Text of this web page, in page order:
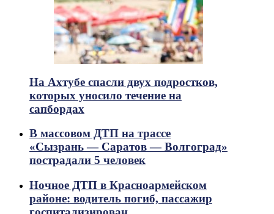
На Ахтубе спасли двух подростков,
которых уносило течение на
сапбордах
В массовом ДТП на трассе
«Сызрань — Саратов — Волгоград»
пострадали 5 человек
Ночное ДТП в Красноармейском
районе: водитель погиб, пассажир